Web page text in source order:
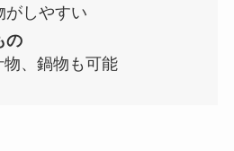
がしやすい
の
、鍋物も可能